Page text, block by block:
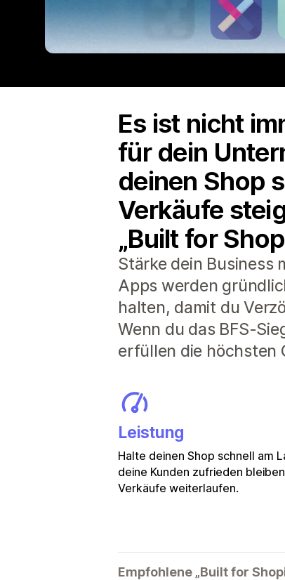
Es ist nicht
für dein
deinen Shop
Verkäufe
„Built for
Stärke dein Business
Apps werden
halten, damit du
Wenn du das BFS-
erfüllen die höchsten
Leistung
Halte deinen Shop schnell am
deine Kunden zufrieden
Verkäufe weiterlaufen.
Empfohlene „Built for